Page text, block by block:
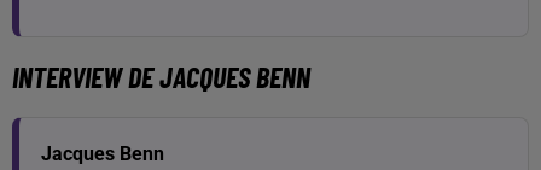
INTERVIEW DE JACQUES BENN
Jacques Benn